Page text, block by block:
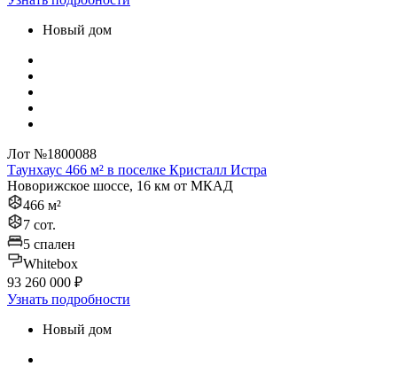
Новый дом
Лот №1800088
Таунхаус 466 м² в поселке Кристалл Истра
Новорижское шоссе, 16 км от МКАД
466 м²
7 сот.
5 спален
Whitebox
93 260 000 ₽
Узнать подробности
Новый дом